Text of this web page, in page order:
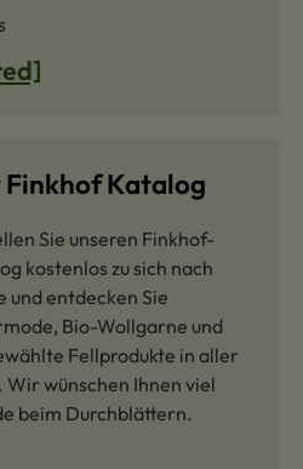
Finkhof Katalog
Sie unseren Finkhof-
kostenlos zu sich nach
und entdecken Sie
Bio-Wollgarne und
Fellprodukte in aller
Wir wünschen Ihnen viel
beim Durchblättern.